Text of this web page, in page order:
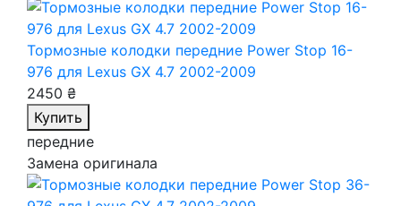
Тормозные колодки передние Power Stop 16-
976 для Lexus GX 4.7 2002-2009
2450 ₴
Купить
передние
Замена оригинала